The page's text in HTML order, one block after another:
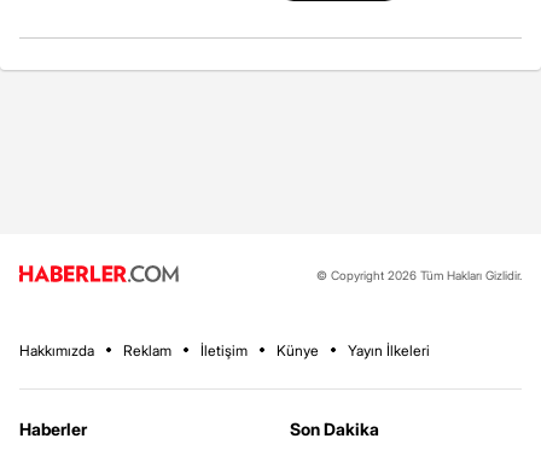
© Copyright 2026 Tüm Hakları Gizlidir.
Hakkımızda Reklam İletişim Künye Yayın İlkeleri
Haberler
Son Dakika